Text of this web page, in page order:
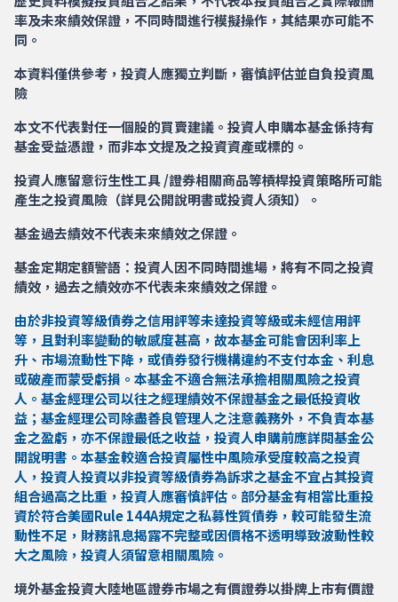
率及未來績效保證，不同時間進行模擬操作，其結果亦可能不
同。
本資料僅供參考，投資人應獨立判斷，審慎評估並自負投資風
險
本文不代表對任一個股的買賣建議。投資人申購本基金係持有
基金受益憑證，而非本文提及之投資資產或標的。
投資人應留意衍生性工具 /證券相關商品等槓桿投資策略所可能
產生之投資風險（詳見公開說明書或投資人須知）。
基金過去績效不代表未來績效之保證。
基金定期定額警語：投資人因不同時間進場，將有不同之投資
績效，過去之績效亦不代表未來績效之保證。
由於非投資等級債券之信用評等未達投資等級或未經信用評
等，且對利率變動的敏感度甚高，故本基金可能會因利率上
升、市場流動性下降，或債券發行機構違約不支付本金、利息
或破產而蒙受虧損。本基金不適合無法承擔相關風險之投資
人。基金經理公司以往之經理績效不保證基金之最低投資收
益；基金經理公司除盡善良管理人之注意義務外，不負責本基
金之盈虧，亦不保證最低之收益，投資人申購前應詳閱基金公
開說明書。本基金較適合投資屬性中風險承受度較高之投資
人，投資人投資以非投資等級債券為訴求之基金不宜占其投資
組合過高之比重，投資人應審慎評估。部分基金有相當比重投
資於符合美國Rule 144A規定之私募性質債券，較可能發生流
動性不足，財務訊息揭露不完整或因價格不透明導致波動性較
大之風險，投資人須留意相關風險。
境外基金投資大陸地區證券市場之有價證券以掛牌上市有價證